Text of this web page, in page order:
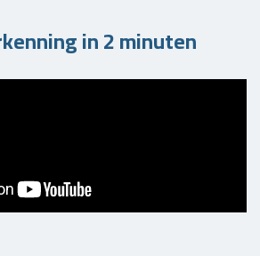
in 2 minuten